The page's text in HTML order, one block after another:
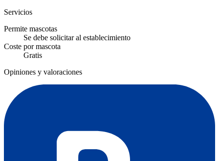
Servicios
Permite mascotas
Se debe solicitar al establecimiento
Coste por mascota
Gratis
Opiniones y valoraciones